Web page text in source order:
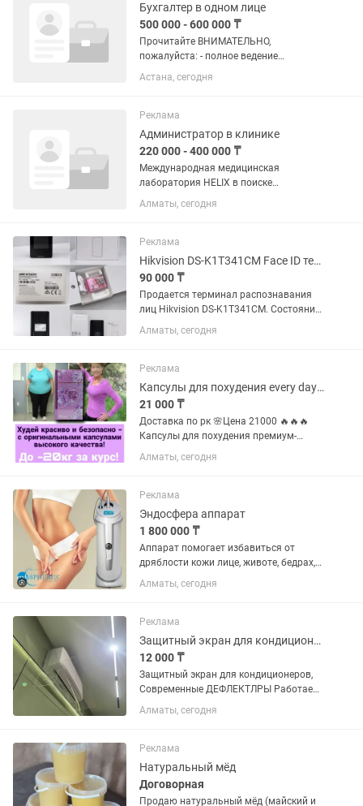
Бухгалтер в одном лице
500 000 - 600 000 ₸
Прочитайте ВНИМАТЕЛЬНО,
пожалуйста: - полное ведение
бухгалтерского учета нескольких
компаний - сдача налоговых отчетов
формами, в том числе 100),
общеустановленный...
Астана, сегодня
Реклама
Администратор в клинике
220 000 - 400 000 ₸
Международная медицинская
лаборатория HELIX в поиске
Администратора диагностического
Кунаева, 25 Обязанности: - Встречать
и...
Алматы, сегодня
Реклама
Hikvision DS-K1T341CM Face ID терминал распознавания лиц
90 000 ₸
Продается терминал распознавания
лиц Hikvision DS-K1T341CM. Состояние
отличное. Использовался около 2
месяцев, после демонтажа хранится в
терминал Hikvision...
Алматы, сегодня
Реклама
Капсулы для похудения every day усиленная формула новинка
21 000 ₸
Доставка по рк 🌸Цена 21000 🔥🔥🔥
Капсулы для похудения премиум-
класса для тех, кто выбирает лучшее!
LSSivMN Every Day Способствуют
тренировок и диет, удаляют...
Алматы, сегодня
Реклама
Эндосфера аппарат
1 800 000 ₸
Аппарат помогает избавиться от
дряблости кожи лице, животе, бедрах,
шее, ягодицах.
Алматы, сегодня
Реклама
Защитный экран для кондиционеров
12 000 ₸
Защитный экран для кондиционеров,
Современные ДЕФЛЕКТЛРЫ Работаем
с юр лицами Отправляем во все
города РК ЗАМЕР И ДОСТАВКА
РАЗНЫЕ Зависят от размеров и
КОЛИЧЕСТВ
Алматы, сегодня
Реклама
Натуральный мёд
Договорная
Продаю натуральный мёд (майский и